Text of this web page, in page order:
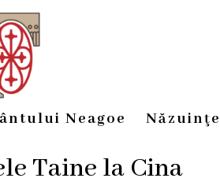
Neagoe Năzuinţe
Taine la Cina